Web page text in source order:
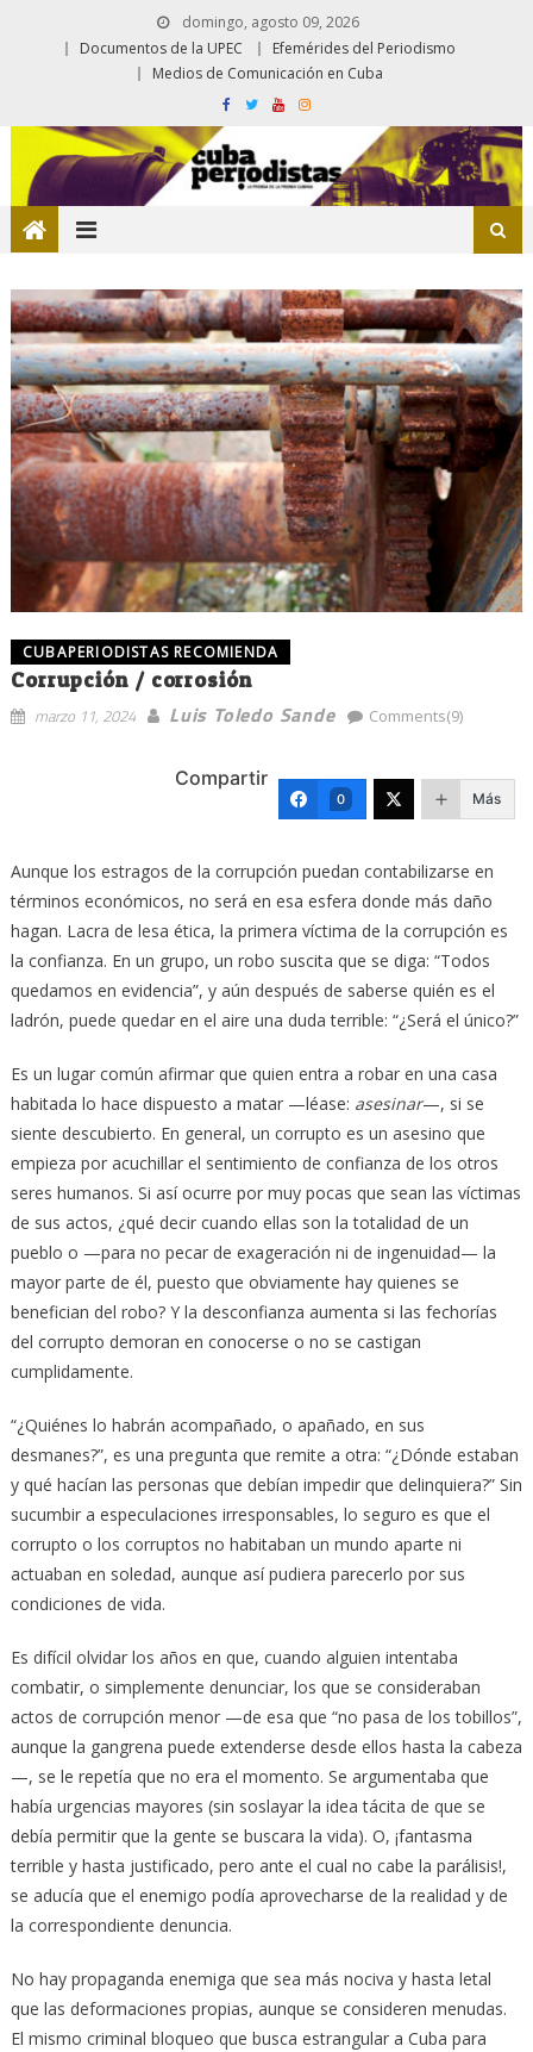
domingo, agosto 09, 2026
Documentos de la UPEC
Efemérides del Periodismo
Medios de Comunicación en Cuba
CUBAPERIODISTAS RECOMIENDA
Corrupción / corrosión
marzo 11, 2024 Luis Toledo Sande Comments(9)
Compartir
0 Más
Aunque los estragos de la corrupción puedan contabilizarse en
términos económicos, no será en esa esfera donde más daño
hagan. Lacra de lesa ética, la primera víctima de la corrupción es
la confianza. En un grupo, un robo suscita que se diga: “Todos
quedamos en evidencia”, y aún después de saberse quién es el
ladrón, puede quedar en el aire una duda terrible: “¿Será el único?”
Es un lugar común afirmar que quien entra a robar en una casa
habitada lo hace dispuesto a matar —léase: asesinar—, si se
siente descubierto. En general, un corrupto es un asesino que
empieza por acuchillar el sentimiento de confianza de los otros
seres humanos. Si así ocurre por muy pocas que sean las víctimas
de sus actos, ¿qué decir cuando ellas son la totalidad de un
pueblo o —para no pecar de exageración ni de ingenuidad— la
mayor parte de él, puesto que obviamente hay quienes se
benefician del robo? Y la desconfianza aumenta si las fechorías
del corrupto demoran en conocerse o no se castigan
cumplidamente.
“¿Quiénes lo habrán acompañado, o apañado, en sus
desmanes?”, es una pregunta que remite a otra: “¿Dónde estaban
y qué hacían las personas que debían impedir que delinquiera?” Sin
sucumbir a especulaciones irresponsables, lo seguro es que el
corrupto o los corruptos no habitaban un mundo aparte ni
actuaban en soledad, aunque así pudiera parecerlo por sus
condiciones de vida.
Es difícil olvidar los años en que, cuando alguien intentaba
combatir, o simplemente denunciar, los que se consideraban
actos de corrupción menor —de esa que “no pasa de los tobillos”,
aunque la gangrena puede extenderse desde ellos hasta la cabeza
—, se le repetía que no era el momento. Se argumentaba que
había urgencias mayores (sin soslayar la idea tácita de que se
debía permitir que la gente se buscara la vida). O, ¡fantasma
terrible y hasta justificado, pero ante el cual no cabe la parálisis!,
se aducía que el enemigo podía aprovecharse de la realidad y de
la correspondiente denuncia.
No hay propaganda enemiga que sea más nociva y hasta letal
que las deformaciones propias, aunque se consideren menudas.
El mismo criminal bloqueo que busca estrangular a Cuba para